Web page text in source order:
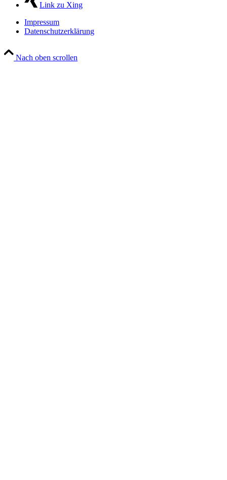
Link zu Xing
Impressum
Datenschutzerklärung
Nach oben scrollen